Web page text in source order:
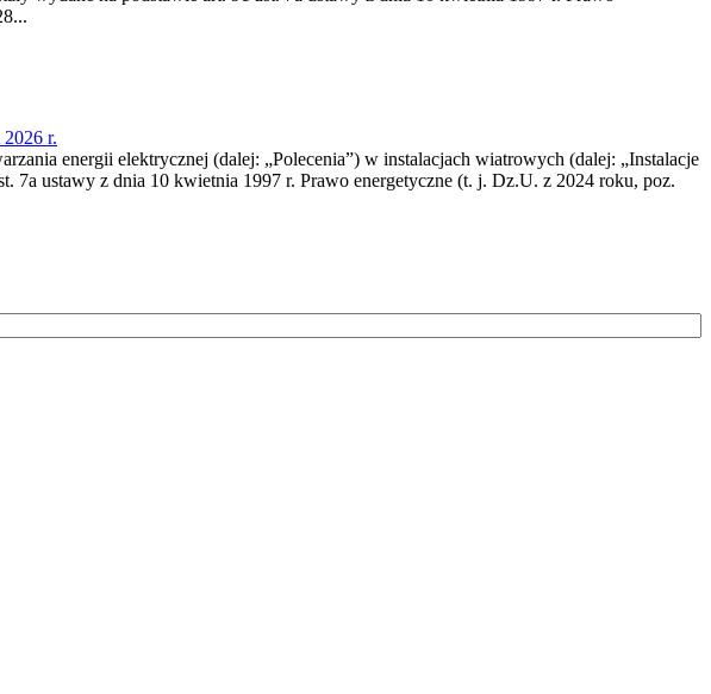
r.
energii elektrycznej (dalej: „Polecenia”) w instalacjach wiatrowych (dalej: „Instalacje
7a ustawy z dnia 10 kwietnia 1997 r. Prawo energetyczne (t. j. Dz.U. z 2024 roku, poz.